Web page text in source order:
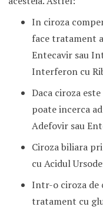
In ciroza
face tratament
Entecavir sau
Interferon cu
Daca ciroza
poate incerca
Adefovir sau
Ciroza biliara
cu Acidul
Intr-o ciroza de
tratament cu